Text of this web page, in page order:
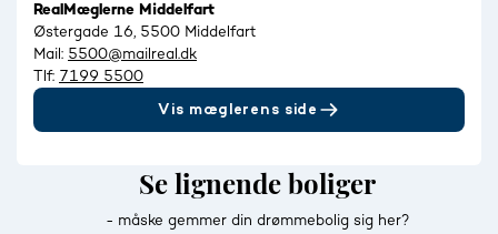
RealMæglerne Middelfart
Østergade 16, 5500 Middelfart
Mail: 5500@mailreal.dk
Tlf: 7199 5500
Vis mæglerens side
Se lignende boliger
- måske gemmer din drømmebolig sig her?